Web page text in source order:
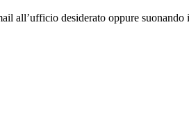
all’ufficio desiderato oppure